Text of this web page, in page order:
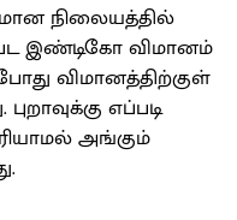
நிலையத்தில்
இண்டிகோ விமானம்
விமானத்திற்குள்
எப்படி
அங்கும்